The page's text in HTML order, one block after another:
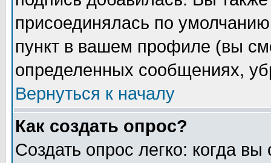
присоединялась по
пункт в вашем профиле (вы
определенных сообщениях,
Вернуться к началу
Как создать опрос?
Создать опрос легко: когда